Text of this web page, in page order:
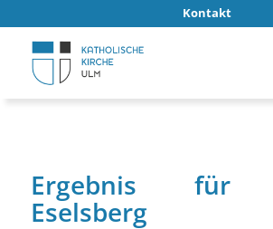
Kontakt
Ergebnis für
Eselsberg